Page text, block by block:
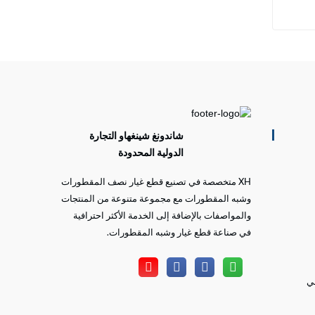
شاندونغ شينغهاو التجارة
الدولية المحدودة
XH متخصصة في تصنيع قطع غيار نصف المقطورات
وشبه المقطورات مع مجموعة متنوعة من المنتجات
والمواصفات بالإضافة إلى الخدمة الأكثر احترافية
في صناعة قطع غيار وشبه المقطورات.